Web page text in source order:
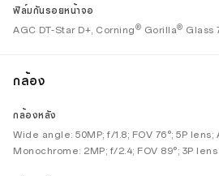
ฟิล์มกันรอยหน้าจอ
AGC DT-Star D+, Corning ® Gorilla® Glass
กล้อง
กล้องหลัง
Wide angle: 50MP; f/1.8; FOV 76°; 5P lens;
Monochrome: 2MP; f/2.4; FOV 89°; 3P lens